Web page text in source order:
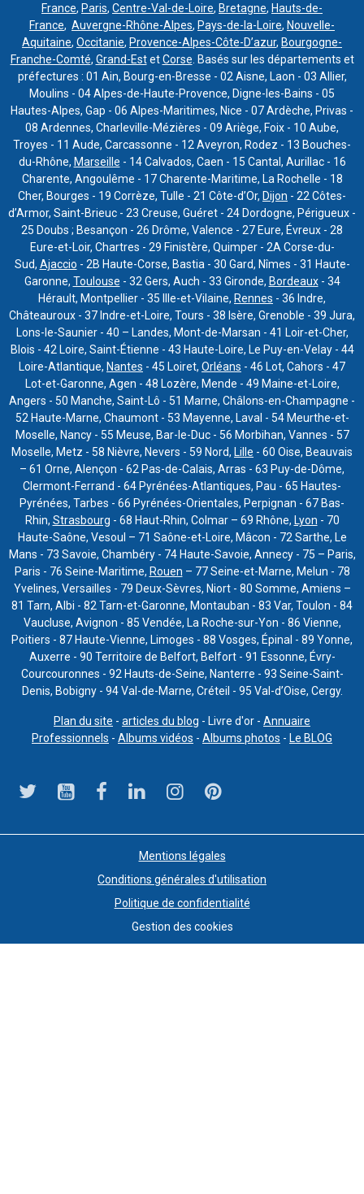
France, Paris, Centre-Val-de-Loire, Bretagne, Hauts-de-
France, Auvergne-Rhône-Alpes, Pays-de-la-Loire, Nouvelle-
Aquitaine, Occitanie, Provence-Alpes-Côte-D’azur, Bourgogne-
Franche-Comté, Grand-EstetCorse . Basés sur les départements et
préfectures : 01 Ain, Bourg-en-Bresse - 02 Aisne, Laon - 03 Allier,
Moulins - 04 Alpes-de-Haute-Provence, Digne-les-Bains - 05
Hautes-Alpes, Gap - 06 Alpes-Maritimes, Nice - 07 Ardèche, Privas -
08 Ardennes, Charleville-Mézières - 09 Ariège, Foix - 10 Aube,
Troyes - 11 Aude, Carcassonne - 12 Aveyron, Rodez - 13 Bouches-
du-Rhône, Marseille - 14 Calvados, Caen - 15 Cantal, Aurillac - 16
Charente, Angoulême - 17 Charente-Maritime, La Rochelle - 18
Cher, Bourges - 19 Corrèze, Tulle - 21 Côte-d’Or, Dijon - 22 Côtes-
d’Armor, Saint-Brieuc - 23 Creuse, Guéret - 24 Dordogne, Périgueux -
25 Doubs ; Besançon - 26 Drôme, Valence - 27 Eure, Évreux - 28
Eure-et-Loir, Chartres - 29 Finistère, Quimper - 2A Corse-du-
Sud, Ajaccio - 2B Haute-Corse, Bastia - 30 Gard, Nîmes - 31 Haute-
Garonne, Toulouse - 32 Gers, Auch - 33 Gironde, Bordeaux- 34
Hérault, Montpellier - 35 Ille-et-Vilaine, Rennes - 36 Indre,
Châteauroux - 37 Indre-et-Loire, Tours - 38 Isère, Grenoble - 39 Jura,
Lons-le-Saunier - 40 – Landes, Mont-de-Marsan - 41 Loir-et-Cher,
Blois - 42 Loire, Saint-Étienne - 43 Haute-Loire, Le Puy-en-Velay - 44
Loire-Atlantique, Nantes - 45 Loiret, Orléans - 46 Lot, Cahors - 47
Lot-et-Garonne, Agen - 48 Lozère, Mende - 49 Maine-et-Loire,
Angers - 50 Manche, Saint-Lô - 51 Marne, Châlons-en-Champagne -
52 Haute-Marne, Chaumont - 53 Mayenne, Laval - 54 Meurthe-et-
Moselle, Nancy - 55 Meuse, Bar-le-Duc - 56 Morbihan, Vannes - 57
Moselle, Metz - 58 Nièvre, Nevers - 59 Nord, Lille - 60 Oise, Beauvais
– 61 Orne, Alençon - 62 Pas-de-Calais, Arras - 63 Puy-de-Dôme,
Clermont-Ferrand - 64 Pyrénées-Atlantiques, Pau - 65 Hautes-
Pyrénées, Tarbes - 66 Pyrénées-Orientales, Perpignan - 67 Bas-
Rhin, Strasbourg - 68 Haut-Rhin, Colmar – 69 Rhône, Lyon - 70
Haute-Saône, Vesoul – 71 Saône-et-Loire, Mâcon - 72 Sarthe, Le
Mans - 73 Savoie, Chambéry - 74 Haute-Savoie, Annecy - 75 – Paris,
Paris - 76 Seine-Maritime, Rouen – 77 Seine-et-Marne, Melun - 78
Yvelines, Versailles - 79 Deux-Sèvres, Niort - 80 Somme, Amiens –
81 Tarn, Albi - 82 Tarn-et-Garonne, Montauban - 83 Var, Toulon - 84
Vaucluse, Avignon - 85 Vendée, La Roche-sur-Yon - 86 Vienne,
Poitiers - 87 Haute-Vienne, Limoges - 88 Vosges, Épinal - 89 Yonne,
Auxerre - 90 Territoire de Belfort, Belfort - 91 Essonne, Évry-
Courcouronnes - 92 Hauts-de-Seine, Nanterre - 93 Seine-Saint-
Denis, Bobigny - 94 Val-de-Marne, Créteil - 95 Val-d’Oise, Cergy.
Plan du site - articles du blog - Livre d'or - Annuaire
Professionnels - Albums vidéos - Albums photos - Le BLOG
Mentions légales
Conditions générales d'utilisation
Politique de confidentialité
Gestion des cookies